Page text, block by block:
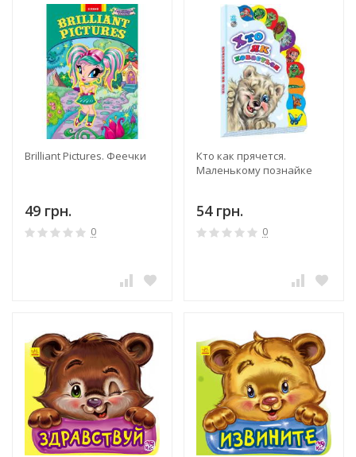
Brilliant Pictures. Феечки
49 грн.
0
Кто как прячется.
Маленькому познайке
54 грн.
0